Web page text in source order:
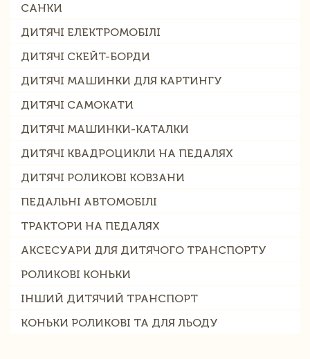
САНКИ
ДИТЯЧІ ЕЛЕКТРОМОБІЛІ
ДИТЯЧІ СКЕЙТ-БОРДИ
ДИТЯЧІ МАШИНКИ ДЛЯ КАРТИНГУ
ДИТЯЧІ САМОКАТИ
ДИТЯЧІ МАШИНКИ-КАТАЛКИ
ДИТЯЧІ КВАДРОЦИКЛИ НА ПЕДАЛЯХ
ДИТЯЧІ РОЛИКОВІ КОВЗАНИ
ПЕДАЛЬНІ АВТОМОБІЛІ
ТРАКТОРИ НА ПЕДАЛЯХ
АКСЕСУАРИ ДЛЯ ДИТЯЧОГО ТРАНСПОРТУ
РОЛИКОВІ КОНЬКИ
ІНШИЙ ДИТЯЧИЙ ТРАНСПОРТ
КОНЬКИ РОЛИКОВІ ТА ДЛЯ ЛЬОДУ